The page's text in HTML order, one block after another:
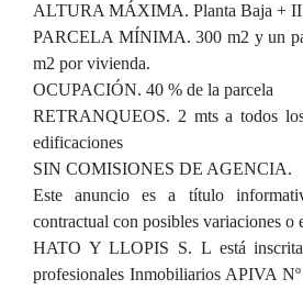
ALTURA MÁXIMA. Planta Baja + II
PARCELA MÍNIMA. 300 m2 y un
m2 por vivienda.
OCUPACIÓN. 40 % de la parcela
RETRANQUEOS. 2 mts a todos
edificaciones
SIN COMISIONES DE AGENCIA.
Este anuncio es a título
contractual con posibles variaciones o
HATO Y LLOPIS S. L está
profesionales Inmobiliarios APIVA